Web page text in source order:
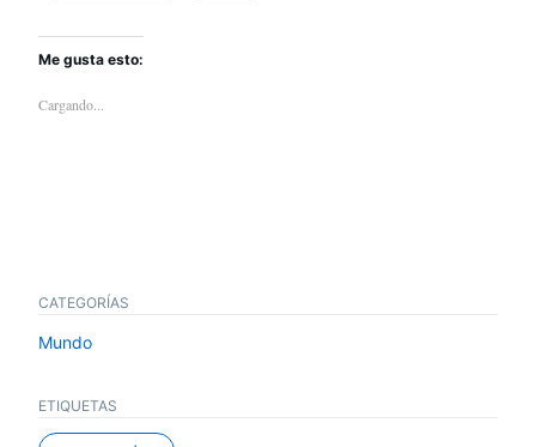
Me gusta esto:
Cargando...
CATEGORÍAS
Mundo
ETIQUETAS